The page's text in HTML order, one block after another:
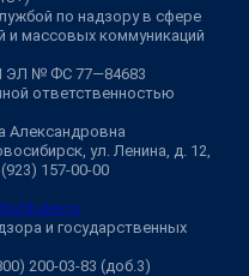
по надзору в сфере
и массовых коммуникаций
ЭЛ № ФС 77—84683
ответственностью
Александровна
ул. Ленина, д. 12,
157-00-00
и государственных
200-03-83 (доб.3)